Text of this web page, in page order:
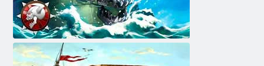
פּיראַט סטאָרם